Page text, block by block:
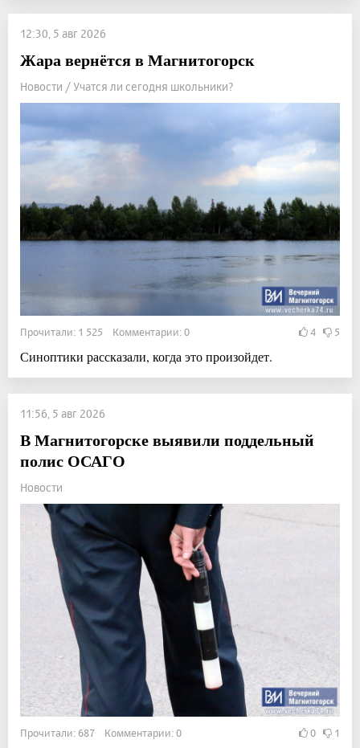
12:30, 5 авг 2026
Жара вернётся в Магнитогорск
Новости / Учатся ли сегодня школьники?
Прочитали: 1 525 Комментарии: 0 4 5
Синоптики рассказали, когда это произойдет.
11:56, 5 авг 2026
В Магнитогорске выявили поддельный
полис ОСАГО
Новости
Прочитали: 687 Комментарии: 0 0 1